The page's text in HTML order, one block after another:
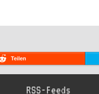
Teilen
RSS-Feeds